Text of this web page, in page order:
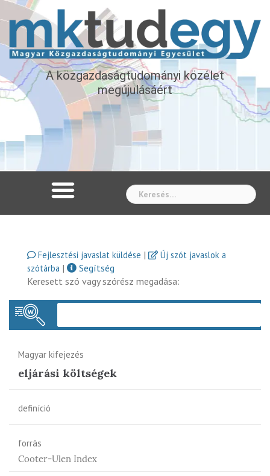
A közgazdaságtudományi közélet
megújulásáért
Fejlesztési javaslat küldése |
Új szót javaslok a
szótárba |
Segítség
Keresett szó vagy szórész megadása:
Magyar kifejezés
eljárási költségek
definíció
forrás
Cooter-Ulen Index